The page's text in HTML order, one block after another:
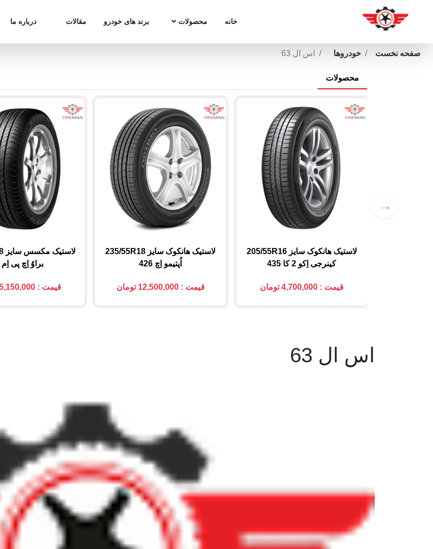
خانه محصولات برند های خودرو مقالات درباره ما
صفحه نخست خودروها اس ال 63
محصولات
→
لاستیک هانکوک سایز 205/55R16
کینرجی اِکو 2 کا 435
قیمت : 4,700,000 تومان
لاستیک هانکوک سایز 235/55R18
اُپتیمو اِچ 426
قیمت : 12,500,000 تومان
لاستیک مکسس سایز
براوُ اِچ پی اِم 3
قیمت : 5,150,000 تومان
اس ال 63